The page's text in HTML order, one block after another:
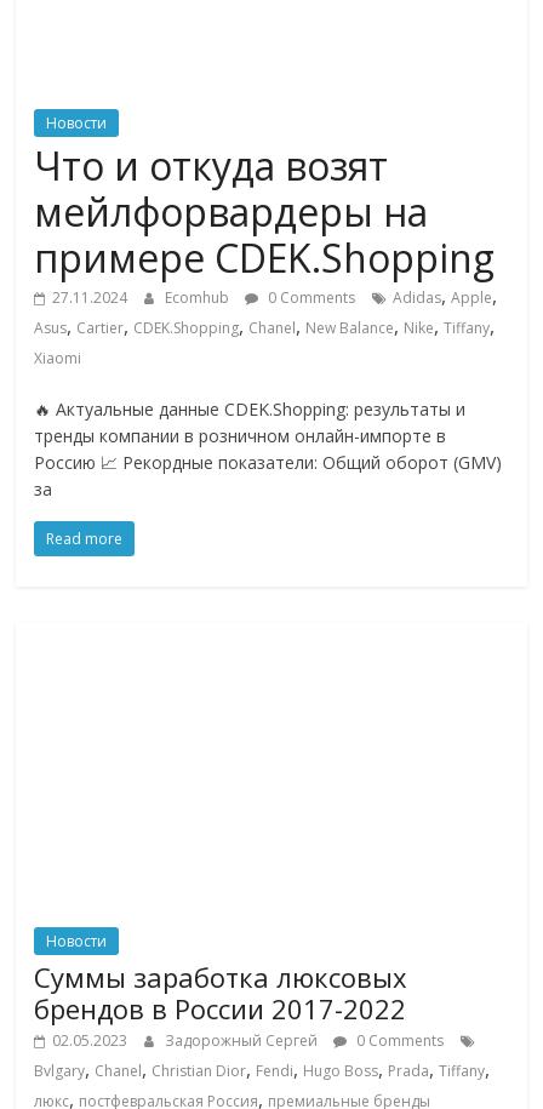
логистике,
технологиях,
соцсетях
Портал
об
онлайн-
сервисах
для
ритейле,
обсудить
эти
изменения
читателем.
Новости
Что и откуда возят
мейлфорвардеры на
примере CDEK.Shopping
27.11.2024 Ecomhub 0 Comments Adidas,Apple,
Asus, Cartier, CDEK.Shopping, Chanel, New Balance, Nike,Tiffany,
Xiaomi
🔥 Актуальные данные CDEK.Shopping: результаты и
тренды компании в розничном онлайн-импорте в
Россию 📈 Рекордные показатели: Общий оборот (GMV)
за
Read more
Новости
Суммы заработка люксовых
брендов в России 2017-2022
02.05.2023 Задорожный Сергей
0 Comments
Bvlgary, Chanel, Christian Dior, Fendi, Hugo Boss, Prada,Tiffany,
люкс, постфевральская Россия, премиальные бренды